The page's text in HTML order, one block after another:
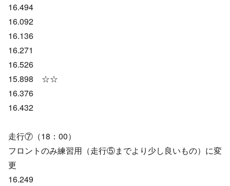
16.494
16.092
16.136
16.271
16.526
15.898 ☆☆
16.376
16.432
走行⑦（18：00）
フロントのみ練習用（走行⑤までより少し良いもの）に変
更
16.249